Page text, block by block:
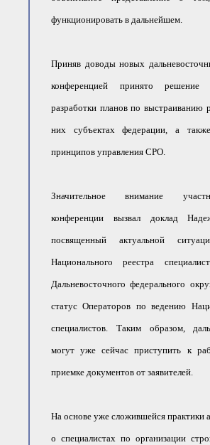
функционировать в дальнейшем.
Приняв доводы новых
конференцией принято решение
разработки планов по выстраиванию
них субъектах федерации, а
принципов управления СРО.
Значительное внимание
конференции вызвал доклад
посвященный актуальной
Национального реестра
Дальневосточного федерального
статус Операторов по ведению
специалистов. Таким образом,
могут уже сейчас приступить к
приемке документов от заявителей.
На основе уже сложившейся практики
о специалистах по организации